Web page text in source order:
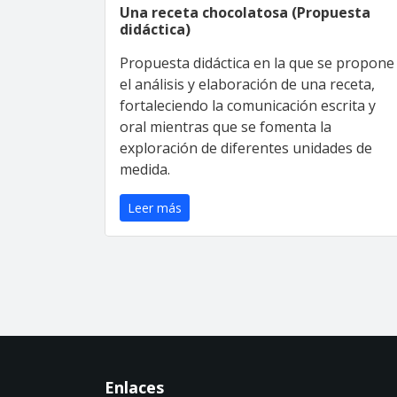
Una receta chocolatosa (Propuesta
didáctica)
Propuesta didáctica en la que se propone
el análisis y elaboración de una receta,
fortaleciendo la comunicación escrita y
oral mientras que se fomenta la
exploración de diferentes unidades de
medida.
Leer más
Enlaces